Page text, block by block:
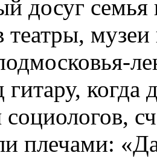
досуг семья
театры,
гитару, когда
плечами: